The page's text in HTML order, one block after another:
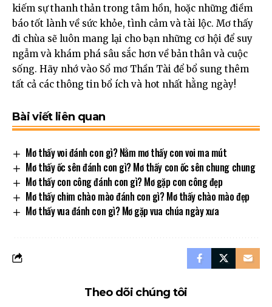
kiếm sự thanh thản trong tâm hồn, hoặc những điềm
báo tốt lành về sức khỏe, tình cảm và tài lộc. Mơ thấy
đi chùa sẽ luôn mang lại cho bạn những cơ hội để suy
ngẫm và khám phá sâu sắc hơn về bản thân và cuộc
sống. Hãy nhớ vào Sổ mơ Thần Tài để bổ sung thêm
tất cả các thông tin bổ ích và hot nhất hằng ngày!
Bài viết liên quan
Mơ thấy voi đánh con gì? Nằm mơ thấy con voi ma mút
Mơ thấy ốc sên đánh con gì? Mơ thấy con ốc sên chung chung
Mơ thấy con công đánh con gì? Mơ gặp con công đẹp
Mơ thấy chim chào mào đánh con gì? Mơ thấy chào mào đẹp
Mơ thấy vua đánh con gì? Mơ gặp vua chúa ngày xưa
Theo dõi chúng tôi